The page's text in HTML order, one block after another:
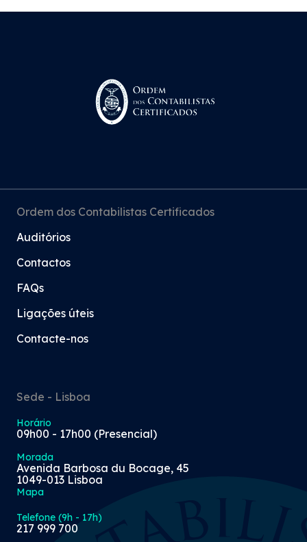
Ordem dos Contabilistas Certificados
Auditórios
Contactos
FAQs
Ligações úteis
Contacte-nos
Sede - Lisboa
Horário
09h00 - 17h00 (Presencial)
Morada
Avenida Barbosa du Bocage, 45
1049-013 Lisboa
Mapa
Telefone (9h - 17h)
217 999 700